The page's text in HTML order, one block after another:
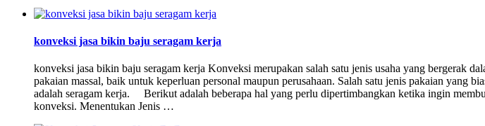
konveksi jasa bikin baju seragam kerja
konveksi jasa bikin baju seragam kerja Konveksi merupakan salah satu jenis usaha yang bergerak
pakaian massal, baik untuk keperluan personal maupun perusahaan. Salah satu jenis pakaian yang
adalah seragam kerja. Berikut adalah beberapa hal yang perlu dipertimbangkan ketika ingin
konveksi. Menentukan Jenis …